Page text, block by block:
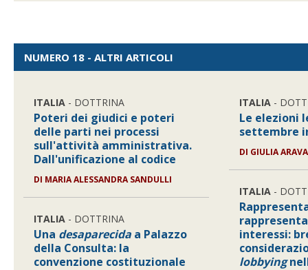
NUMERO 18 - ALTRI ARTICOLI
ITALIA - DOTTRINA
Poteri dei giudici e poteri
delle parti nei processi
sull'attività amministrativa.
Dall'unificazione al codice
DI MARIA ALESSANDRA SANDULLI
ITALIA - DOTTRINA
Una desaparecida a Palazzo
della Consulta: la
convenzione costituzionale
ITALIA -
Le elezioni
settembre
DI GIULIA
ITALIA -
interessi:
lobbying